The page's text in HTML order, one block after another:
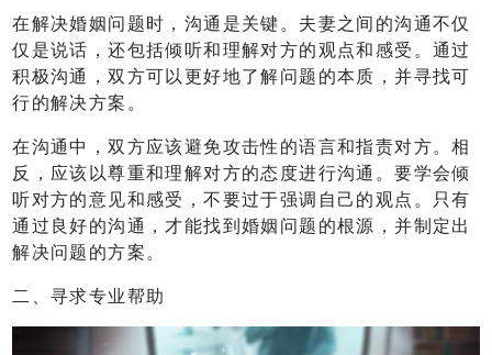
在解决婚姻问题时，沟通是关键。夫妻之间的沟通不仅
仅是说话，还包括倾听和理解对方的观点和感受。通过
积极沟通，双方可以更好地了解问题的本质，并寻找可
行的解决方案。
在沟通中，双方应该避免攻击性的语言和指责对方。相
反，应该以尊重和理解对方的态度进行沟通。要学会倾
听对方的意见和感受，不要过于强调自己的观点。只有
通过良好的沟通，才能找到婚姻问题的根源，并制定出
解决问题的方案。
二、寻求专业帮助